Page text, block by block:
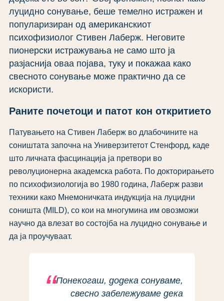
луцидно сонување, беше темелно истражен и
популаризиран од американскиот
психофизиолог Стивен Лаберж. Неговите
пионерски истражувања не само што ја
разјаснија оваа појава, туку и покажаа како
свесното сонување може практично да се
искористи.
Раните почетоци и патот кон откритието
Патувањето на Стивен Лаберж во длабочините на
соништата започна на Универзитетот Стенфорд, каде
што личната фасцинација ја претвори во
револуционерна академска работа. По докторирањето
по психофизиологија во 1980 година, Лаберж разви
техники како Мнемоничката индукција на луцидни
соништа (MILD), со кои на многумина им овозможи
научно да влезат во состојба на луцидно сонување и
да ја проучуваат.
Понекогаш, додека сонуваме,
свесно забележуваме дека